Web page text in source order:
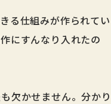
る仕組みが作られてい
にすんなり入れたの
欠かせません。分かり